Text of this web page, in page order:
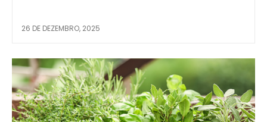
26 DE DEZEMBRO, 2025